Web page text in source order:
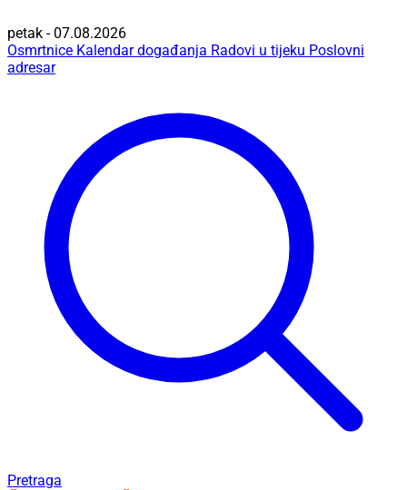
petak - 07.08.2026
Osmrtnice Kalendar događanja Radovi u tijeku Poslovni
adresar
Pretraga